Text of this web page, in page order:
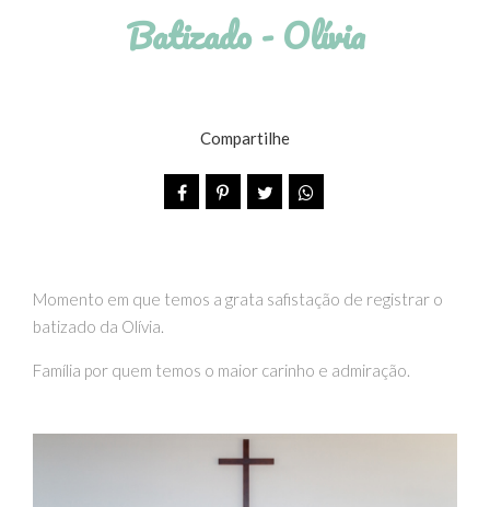
Batizado - Olívia
Compartilhe
Momento em que temos a grata safistação de registrar o
batizado da Olívia.
Família por quem temos o maior carinho e admiração.